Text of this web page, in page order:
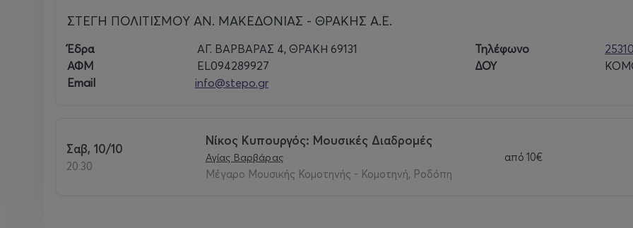
ΣΤΕΓΗ ΠΟΛΙΤΙΣΜΟΥ ΑΝ. ΜΑΚΕΔΟΝΙΑΣ - ΘΡΑΚΗΣ Α.Ε.
Έδρα ΑΓ. ΒΑΡΒΑΡΑΣ 4, ΘΡΑΚΗ 69131 Τηλέφωνο
ΑΦΜ
EL094289927 ΔΟΥ
Email
info@stepo.gr
Σαβ, 10/10
20:30
Νίκος Κυπουργός: Μουσικές Διαδρομές
Αγίας Βαρβάρας
Μέγαρο Μουσικής Κομοτηνής - Κομοτηνή, Ροδόπη
από 10€